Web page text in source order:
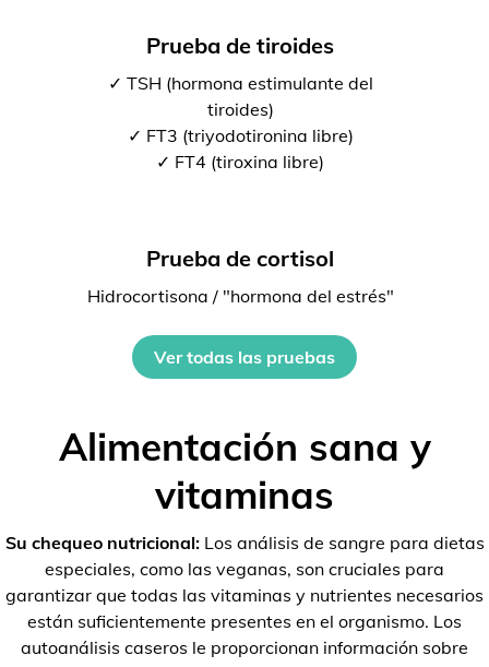
Prueba de tiroides
✓ TSH (hormona estimulante del
tiroides)
✓ FT3 (triyodotironina libre)
✓ FT4 (tiroxina libre)
Prueba de cortisol
Hidrocortisona / "hormona del estrés"
Ver todas las pruebas
Alimentación sana y
vitaminas
Su chequeo nutricional:Los análisis de sangre para dietas
especiales, como las veganas, son cruciales para
garantizar que todas las vitaminas y nutrientes necesarios
están suficientemente presentes en el organismo. Los
autoanálisis caseros le proporcionan información sobre